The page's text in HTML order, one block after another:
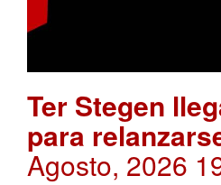
Ter Stegen
para
Agosto, 2026